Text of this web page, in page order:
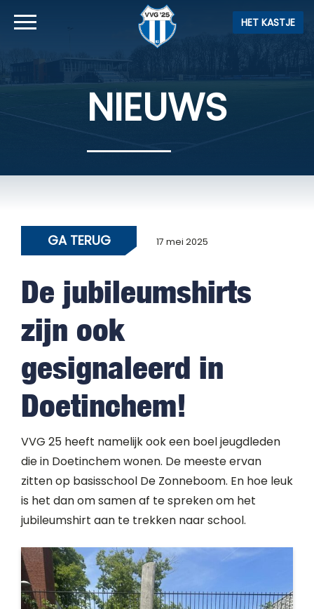
HET KASTJE
NIEUWS
GA TERUG 17 mei 2025
De jubileumshirts
zijn ook
gesignaleerd in
Doetinchem!
VVG 25 heeft namelijk ook een boel jeugdleden
die in Doetinchem wonen. De meeste ervan
zitten op basisschool De Zonneboom. En hoe leuk
is het dan om samen af te spreken om het
jubileumshirt aan te trekken naar school.